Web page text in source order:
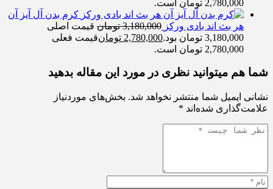
2,780,000 تومان است.
کرم بدن آل آیز آن
هر بث اند بادی ورکز 3,180,000 تومان قیمت اصلی
3,180,000 تومان بود.
2,780,000 تومانقیمت فعلی
2,780,000 تومان است.
شما هم میتوانید نظری در مورد این مقاله بدهید
نشانی ایمیل شما منتشر نخواهد شد. بخش‌های موردنیاز
علامت‌گذاری شده‌اند *